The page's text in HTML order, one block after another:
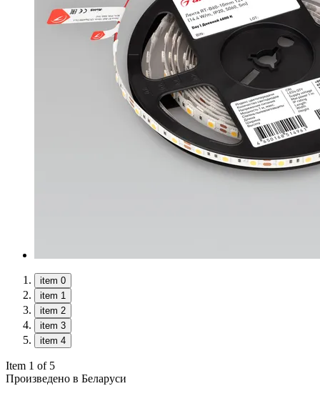
item 0
item 1
item 2
item 3
item 4
Item 1 of 5
Произведено в Беларуси